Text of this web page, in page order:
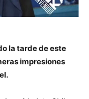
la tarde de este
impresiones